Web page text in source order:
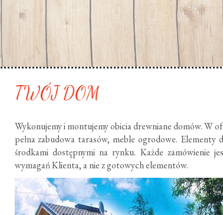
TWÓJ DOM
Wykonujemy i montujemy obicia drewniane domów. W
pełna zabudowa tarasów, meble ogrodowe. Elementy
środkami dostępnymi na rynku. Każde zamówienie
wymagań Klienta, a nie z gotowych elementów.